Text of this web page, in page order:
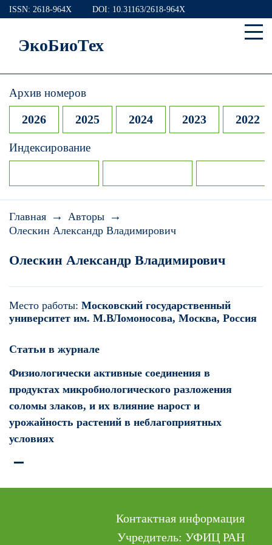
ISSN: 2618-964X DOI: 10.31163/2618-964X
ЭкоБиоТех
Архив номеров
2026 2025 2024 2023 2022
Индексирование
Главная → Авторы →
Олескин Александр Владимирович
Олескин Александр Владимирович
Место работы: Московский государственный
университет им. М.ВЛомоносова, Москва, Россия
Статьи в журнале
Физиологически активные соединения в
продуктах микробиологического разложения
соломы злаков, и их влияние нарост и
урожайность растений в неблагоприятных
условиях
Контактная информация
Учредитель: УФИЦ РАН